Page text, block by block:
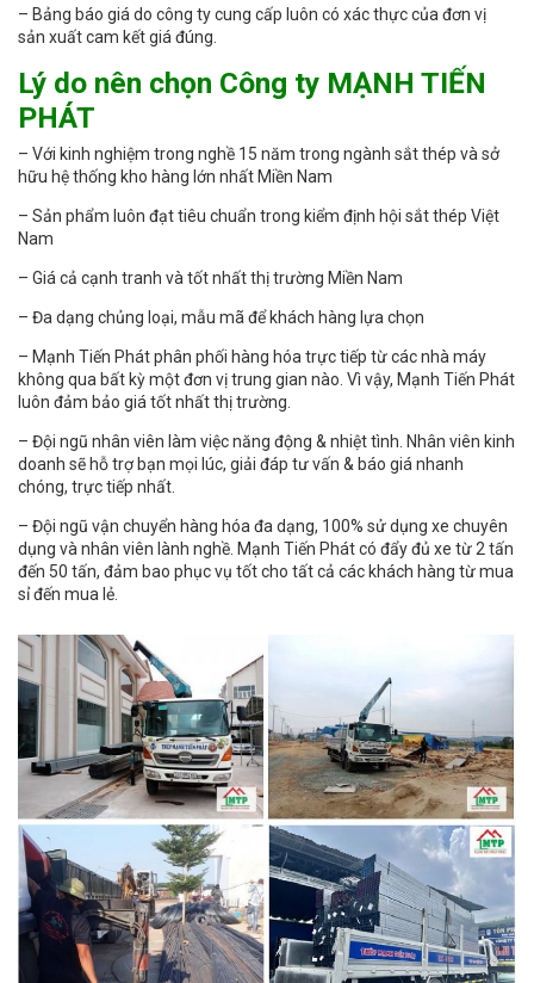
– Bảng báo giá do công ty cung cấp luôn có xác thực của đơn vị
sản xuất cam kết giá đúng.
Lý do nên chọn Công ty MẠNH TIẾN
PHÁT
– Với kinh nghiệm trong nghề 15 năm trong ngành sắt thép và sở
hữu hệ thống kho hàng lớn nhất Miền Nam
– Sản phẩm luôn đạt tiêu chuẩn trong kiểm định hội sắt thép Việt
Nam
– Giá cả cạnh tranh và tốt nhất thị trường Miền Nam
– Đa dạng chủng loại, mẫu mã để khách hàng lựa chọn
– Mạnh Tiến Phát phân phối hàng hóa trực tiếp từ các nhà máy
không qua bất kỳ một đơn vị trung gian nào. Vì vậy, Mạnh Tiến Phát
luôn đảm bảo giá tốt nhất thị trường.
– Đội ngũ nhân viên làm việc năng động & nhiệt tình. Nhân viên kinh
doanh sẽ hỗ trợ bạn mọi lúc, giải đáp tư vấn & báo giá nhanh
chóng, trực tiếp nhất.
– Đội ngũ vận chuyển hàng hóa đa dạng, 100% sử dụng xe chuyên
dụng và nhân viên lành nghề. Mạnh Tiến Phát có đẩy đủ xe từ 2 tấn
đến 50 tấn, đảm bao phục vụ tốt cho tất cả các khách hàng từ mua
sỉ đến mua lẻ.